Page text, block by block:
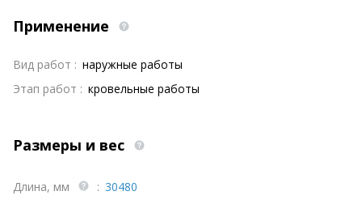
Применение
Вид работ : наружные работы
Этап работ : кровельные работы
Размеры и вес
Длина, мм : 30480